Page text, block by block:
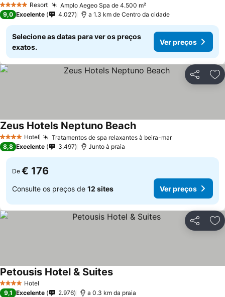
5 Estrelas Resort Amplo Aegeo Spa de 4.500 m²
9,0 Excelente 4.027 a 1.3 km de Centro da cidade
Selecione as datas para ver os preços
exatos.
Ver preços
Partilhar
4 EstrelasHotel Tratamentos de spa relaxantes à beira-mar
Zeus Hotels Neptuno Beach
8,8 Excelente 3.497 Junto à praia
De € 176
Consulte os preços de 12 sites Ver preços
Partilhar
4 EstrelasHotel
Petousis Hotel & Suites
9,1 Excelente 2.976 a 0.3 km da praia